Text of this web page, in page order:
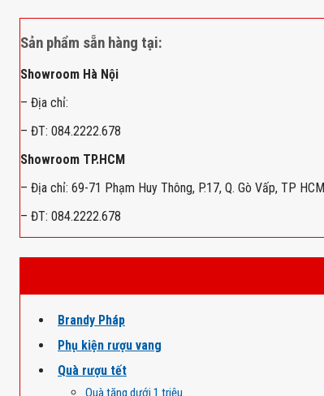
Sản phẩm sẵn hàng tại:
Showroom Hà Nội
– Địa chỉ:
– ĐT: 084.2222.678
Showroom TP.HCM
– Địa chỉ: 69-71 Phạm Huy Thông, P.17, Q. Gò Vấp, TP HCM
– ĐT: 084.2222.678
Brandy Pháp
Phụ kiện rượu vang
Quà rượu tết
Quà tặng dưới 1 triệu